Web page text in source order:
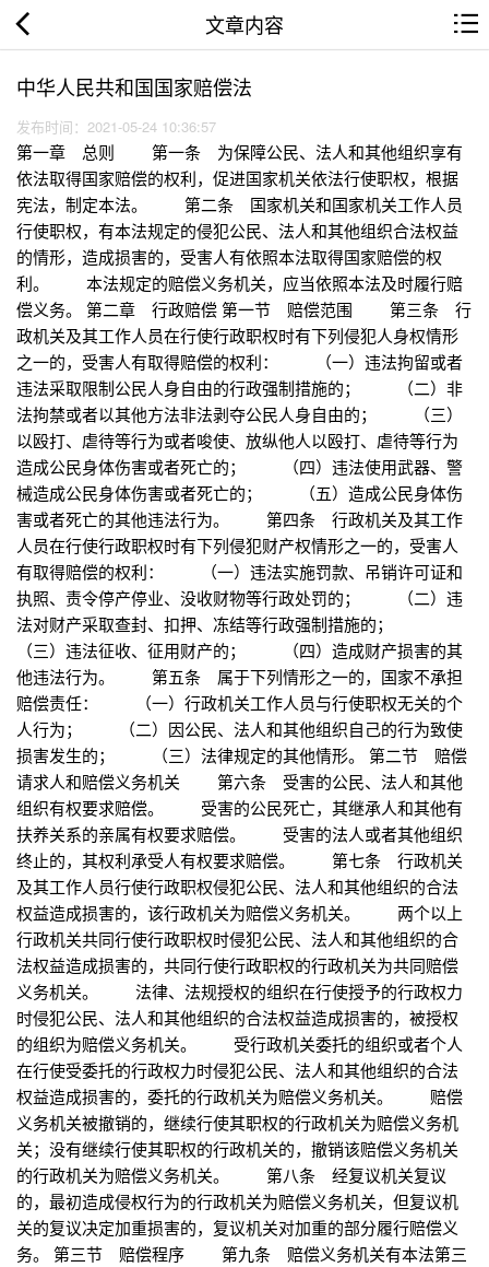
文章内容
中华人民共和国国家赔偿法
发布时间：2021-05-24 10:36:57
第一章 总则 第一条 为保障公民、法人和其他组织享有
依法取得国家赔偿的权利，促进国家机关依法行使职权，根据
宪法，制定本法。 第二条 国家机关和国家机关工作人员
行使职权，有本法规定的侵犯公民、法人和其他组织合法权益
的情形，造成损害的，受害人有依照本法取得国家赔偿的权
利。 本法规定的赔偿义务机关，应当依照本法及时履行赔
偿义务。 第二章 行政赔偿 第一节 赔偿范围 第三条 行
政机关及其工作人员在行使行政职权时有下列侵犯人身权情形
之一的，受害人有取得赔偿的权利： （一）违法拘留或者
违法采取限制公民人身自由的行政强制措施的； （二）非
法拘禁或者以其他方法非法剥夺公民人身自由的； （三）
以殴打、虐待等行为或者唆使、放纵他人以殴打、虐待等行为
造成公民身体伤害或者死亡的； （四）违法使用武器、警
械造成公民身体伤害或者死亡的； （五）造成公民身体伤
害或者死亡的其他违法行为。 第四条 行政机关及其工作
人员在行使行政职权时有下列侵犯财产权情形之一的，受害人
有取得赔偿的权利： （一）违法实施罚款、吊销许可证和
执照、责令停产停业、没收财物等行政处罚的； （二）违
法对财产采取查封、扣押、冻结等行政强制措施的；
（三）违法征收、征用财产的； （四）造成财产损害的其
他违法行为。 第五条 属于下列情形之一的，国家不承担
赔偿责任： （一）行政机关工作人员与行使职权无关的个
人行为； （二）因公民、法人和其他组织自己的行为致使
损害发生的； （三）法律规定的其他情形。 第二节 赔偿
请求人和赔偿义务机关 第六条 受害的公民、法人和其他
组织有权要求赔偿。 受害的公民死亡，其继承人和其他有
扶养关系的亲属有权要求赔偿。 受害的法人或者其他组织
终止的，其权利承受人有权要求赔偿。 第七条 行政机关
及其工作人员行使行政职权侵犯公民、法人和其他组织的合法
权益造成损害的，该行政机关为赔偿义务机关。 两个以上
行政机关共同行使行政职权时侵犯公民、法人和其他组织的合
法权益造成损害的，共同行使行政职权的行政机关为共同赔偿
义务机关。 法律、法规授权的组织在行使授予的行政权力
时侵犯公民、法人和其他组织的合法权益造成损害的，被授权
的组织为赔偿义务机关。 受行政机关委托的组织或者个人
在行使受委托的行政权力时侵犯公民、法人和其他组织的合法
权益造成损害的，委托的行政机关为赔偿义务机关。 赔偿
义务机关被撤销的，继续行使其职权的行政机关为赔偿义务机
关；没有继续行使其职权的行政机关的，撤销该赔偿义务机关
的行政机关为赔偿义务机关。 第八条 经复议机关复议
的，最初造成侵权行为的行政机关为赔偿义务机关，但复议机
关的复议决定加重损害的，复议机关对加重的部分履行赔偿义
务。 第三节 赔偿程序 第九条 赔偿义务机关有本法第三